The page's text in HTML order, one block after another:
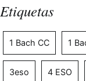
Etiquetas
1 Bach CC 1
3eso 4 ESO